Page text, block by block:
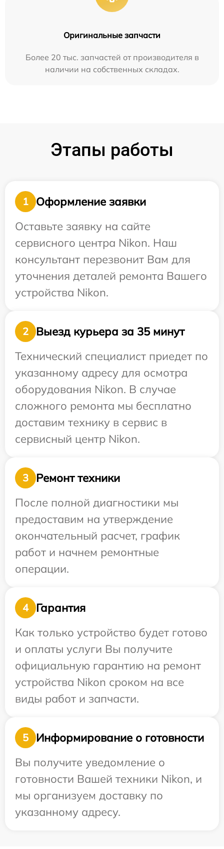
Оригинальные запчасти
Более 20 тыс. запчастей от производителя в
наличии на собственных складах.
Этапы работы
1
Оформление заявки
Оставьте заявку на сайте
сервисного центра Nikon. Наш
консультант перезвонит Вам для
уточнения деталей ремонта Вашего
устройства Nikon.
2
Выезд курьера за 35 минут
Технический специалист приедет по
указанному адресу для осмотра
оборудования Nikon. В случае
сложного ремонта мы бесплатно
доставим технику в сервис в
сервисный центр Nikon.
3
Ремонт техники
После полной диагностики мы
предоставим на утверждение
окончательный расчет, график
работ и начнем ремонтные
операции.
4
Гарантия
Как только устройство будет готово
и оплаты услуги Вы получите
официальную гарантию на ремонт
устройства Nikon сроком на все
виды работ и запчасти.
5
Информирование о готовности
Вы получите уведомление о
готовности Вашей техники Nikon, и
мы организуем доставку по
указанному адресу.